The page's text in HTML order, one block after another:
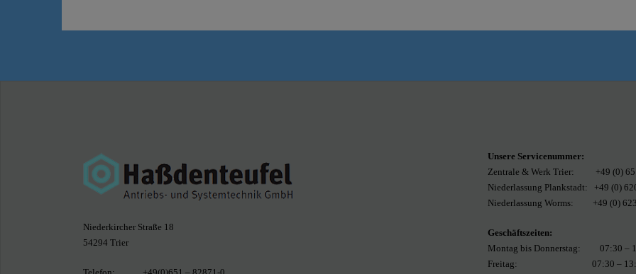
Niederkircher Straße 18
54294 Trier
Unsere Servicenummer:
Zentrale & Werk Trier: +49 (0)
Niederlassung Plankstadt: +49 (0)
Niederlassung Worms: +49 (0)
Geschäftszeiten:
Montag bis Donnerstag: 07:30 –
Freitag: 07:30 –